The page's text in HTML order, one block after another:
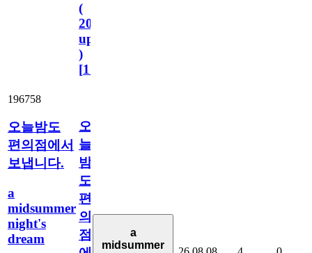
(
2023.11.1
update
)
[110
196758
오늘밤도
편의점에서
보냅니다.
a
midsummer
night's
dream
오
늘
밤
도
편
의
점
a
midsummer